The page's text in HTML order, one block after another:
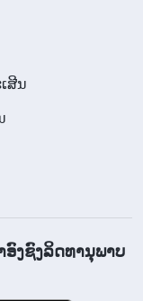
ນການທໍລະຍົດ
ະທຳຂອງພວກເຂົາ
ນເວລາດົນກ່ອນ
ເຢຊູເຈົ້າ, ມີຄຳ
ດຍເວົ້າວ່າ “
ະ ຈະກຳເນີດລູກ
ເຖິງ, ພຣະອົງກໍບໍ່
ວ່າພຣະເຢຊູ.
ສີນ
ງຊົງລິດທານຸພາບ